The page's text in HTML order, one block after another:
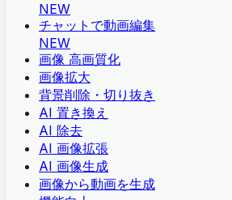
NEW
チャットで動画編集
NEW
画像 高画質化
画像拡大
背景削除・切り抜き
AI 置き換え
AI 除去
AI 画像拡張
AI 画像生成
画像から動画を生成